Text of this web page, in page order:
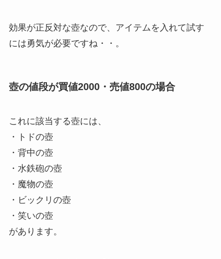
効果が正反対な壺なので、アイテムを入れて試す
には勇気が必要ですね・・。
壺の値段が買値2000・売値800の場合
これに該当する壺には、
・トドの壺
・背中の壺
・水鉄砲の壺
・魔物の壺
・ビックリの壺
・笑いの壺
があります。